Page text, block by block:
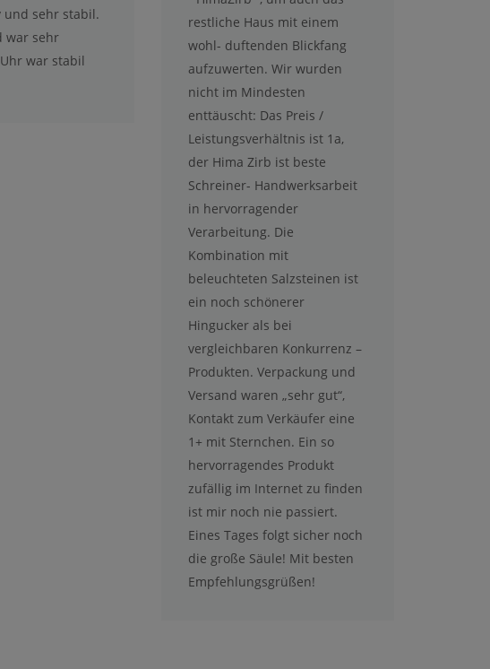
und sehr stabil.
war sehr
war stabil
restliche Haus mit einem
wohl- duftenden Blickfang
aufzuwerten. Wir wurden
nicht im Mindesten
enttäuscht: Das Preis /
Leistungsverhältnis ist 1a,
der Hima Zirb ist beste
Schreiner- Handwerksarbeit
in hervorragender
Verarbeitung. Die
Kombination mit
beleuchteten Salzsteinen ist
ein noch schönerer
Hingucker als bei
vergleichbaren Konkurrenz –
Produkten. Verpackung und
Versand waren „sehr gut“,
Kontakt zum Verkäufer eine
1+ mit Sternchen. Ein so
hervorragendes Produkt
zufällig im Internet zu finden
ist mir noch nie passiert.
Eines Tages folgt sicher noch
die große Säule! Mit besten
Empfehlungsgrüßen!